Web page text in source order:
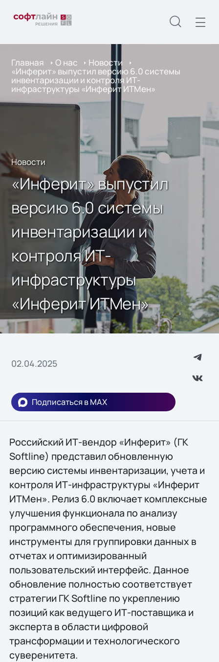
Главная О нас Новости
«Инферит» выпустил версию 6.0 системы
инвентаризации и контроля ИТ-
инфраструктуры «Инферит ИТМен»
Новости
«Инферит» выпустил
версию 6.0 системы
инвентаризации и
контроля ИТ-
инфраструктуры
«Инферит ИТМен»
02.04.2025
Подписаться в MAX
Российский ИТ-вендор «Инферит» (ГК
Softline) представил обновленную
версию системы инвентаризации, учета и
контроля ИТ-инфраструктуры «Инферит
ИТМен». Релиз 6.0 включает комплексные
улучшения функционала по анализу
программного обеспечения, новые
инструменты для группировки данных в
отчетах и оптимизированный
пользовательский интерфейс. Данное
обновление полностью соответствует
стратегии ГК Softline по укреплению
позиций как ведущего ИТ-поставщика и
эксперта в области цифровой
трансформации и технологического
суверенитета.